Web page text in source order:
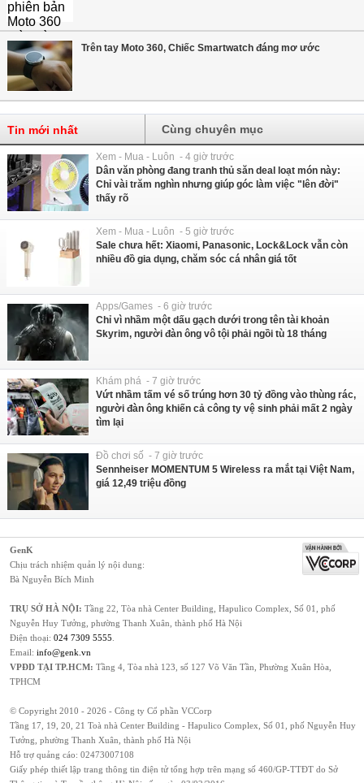
Trên tay Moto 360, Chiếc Smartwatch đáng mơ ước
Tin mới nhất Cùng chuyên mục
Xem - Mua - Luôn - 4 giờ trước
Dân văn phòng đang tranh thủ săn deal loạt món này:
Chỉ vài trăm nghìn nhưng giúp góc làm việc "lên đời"
thấy rõ
Xem - Mua - Luôn - 5 giờ trước
Sale chưa hết: Xiaomi, Panasonic, Lock&Lock vẫn còn
nhiều đồ gia dụng, chăm sóc cá nhân giá tốt
Apps/Games - 6 giờ trước
Chỉ vì nhầm một dấu gạch dưới trong tên tài khoản
Skyrim, người đàn ông vô tội phải ngồi tù 18 tháng
Khám phá - 7 giờ trước
Vứt nhầm tấm vé số trúng hơn 30 tỷ đồng vào thùng rác,
người đàn ông khiến cả công ty vệ sinh phải mất 2 ngày
tìm lại
Đồ chơi số - 7 giờ trước
Sennheiser MOMENTUM 5 Wireless ra mắt tại Việt Nam,
giá 12,49 triệu đồng
GenK
Chịu trách nhiệm quản lý nội dung:
Bà Nguyễn Bích Minh
TRỤ SỞ HÀ NỘI: Tầng 22, Tòa nhà Center Building, Hapulico Complex, Số 01, phố
Nguyễn Huy Tưởng, phường Thanh Xuân, thành phố Hà Nội
Điện thoại: 024 7309 5555
Email: info@genk.vn
VPĐD TẠI TP.HCM: Tầng 4, Tòa nhà 123, số 127 Võ Văn Tần, Phường Xuân Hòa,
TPHCM
© Copyright 2010 - 2026 - Công ty Cổ phần VCCorp
Tầng 17, 19, 20, 21 Toà nhà Center Building - Hapulico Complex, Số 01, phố Nguyễn Huy
Tưởng, phường Thanh Xuân, thành phố Hà Nội
Hỗ trợ quảng cáo: 02473007108
Giấy phép thiết lập trang thông tin điện tử tổng hợp trên mạng số 460/GP-TTĐT do Sở